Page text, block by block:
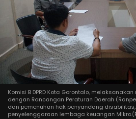
Komisi B DPRD Kota Gorontalo,
dengan Rancangan Peraturan Daerah
dan pemenuhan hak penyandang
penyelenggaraan lembaga keuangan